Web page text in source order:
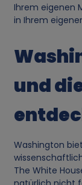
Ihrem eigenen
in Ihrem
und
Washington
The White